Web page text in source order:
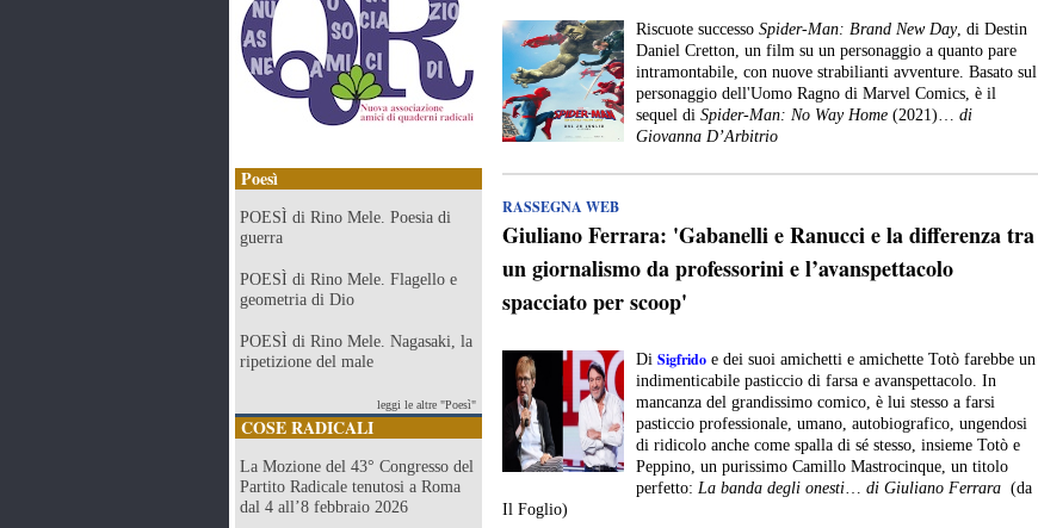
Poesì
POESÌ di Rino Mele. Poesia di
guerra
POESÌ di Rino Mele. Flagello e
geometria di Dio
POESÌ di Rino Mele. Nagasaki, la
ripetizione del male
leggi le altre "Poesì"
COSE RADICALI
La Mozione del 43° Congresso del
Partito Radicale tenutosi a Roma
dal 4 all’8 febbraio 2026
Riscuote successo Spider-Man: Brand New Day, di Destin
Daniel Cretton, un film su un personaggio a quanto pare
intramontabile, con nuove strabilianti avventure. Basato sul
personaggio dell'Uomo Ragno di Marvel Comics, è il
sequel di Spider-Man: No Way Home (2021)… di
Giovanna D’Arbitrio
RASSEGNA WEB
Giuliano Ferrara: 'Gabanelli e Ranucci e la differenza tra
un giornalismo da professorini e l’avanspettacolo
spacciato per scoop'
Di Sigfrido e dei suoi amichetti e amichette Totò farebbe un
indimenticabile pasticcio di farsa e avanspettacolo. In
mancanza del grandissimo comico, è lui stesso a farsi
pasticcio professionale, umano, autobiografico, ungendosi
di ridicolo anche come spalla di sé stesso, insieme Totò e
Peppino, un purissimo Camillo Mastrocinque, un titolo
perfetto: La banda degli onesti… di Giuliano Ferrara (da
Il Foglio)